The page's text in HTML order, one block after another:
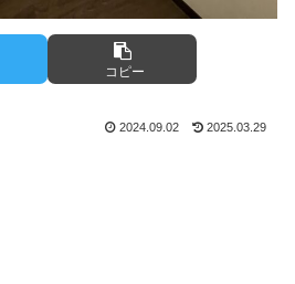
コピー
2024.09.02 2025.03.29